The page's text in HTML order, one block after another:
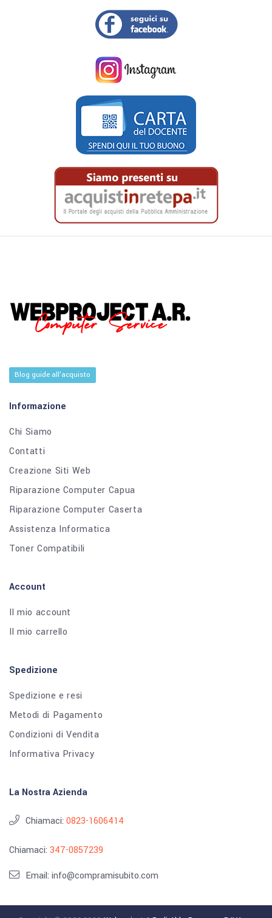
Blog guide all'acquisto
Informazione
Chi Siamo
Contatti
Creazione Siti Web
Riparazione Computer Capua
Riparazione Computer Caserta
Assistenza Informatica
Toner Compatibili
Account
Il mio account
Il mio carrello
Spedizione
Spedizione e resi
Metodi di Pagamento
Condizioni di Vendita
Informativa Privacy
La Nostra Azienda
Chiamaci: 0823-1606414
Chiamaci: 347-0857239
Email: info@compramisubito.com